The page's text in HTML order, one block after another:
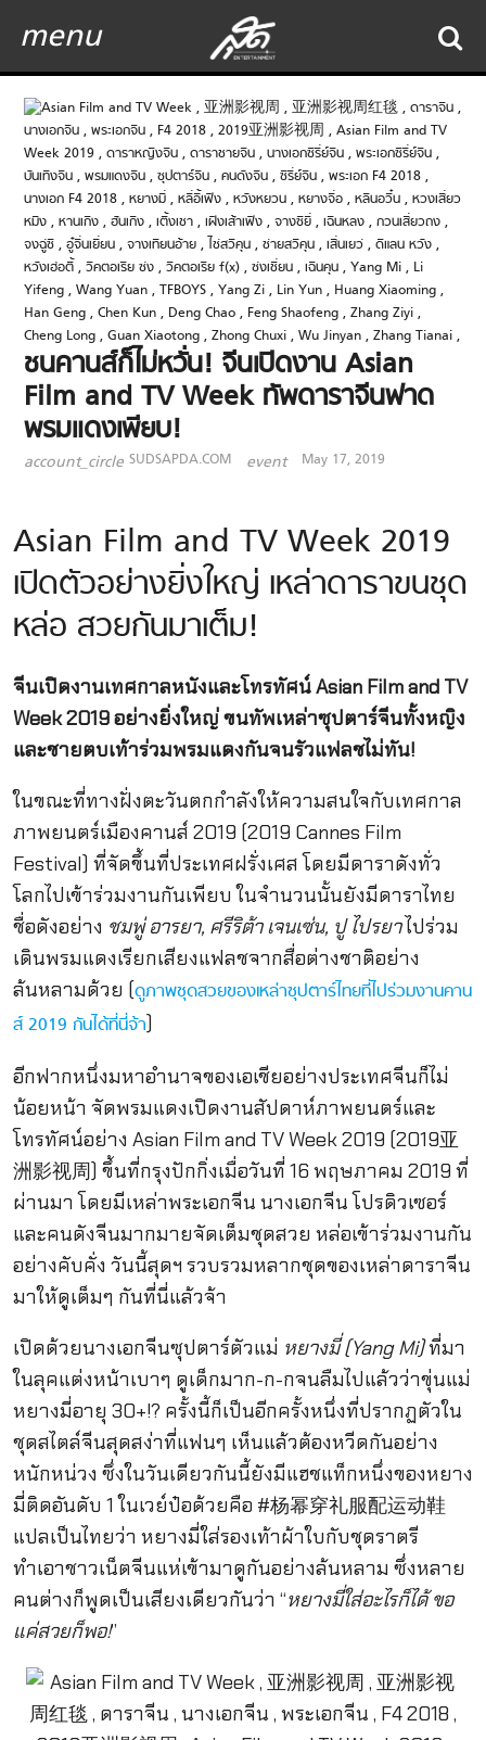
menu
ชนคานส์ก็ไม่หวั่น! จีนเปิดงาน Asian
Film and TV Week ทัพดาราจีนฟาด
พรมแดงเพียบ!
account_circle SUDSAPDA.COM event May 17, 2019
Asian Film and TV Week 2019
เปิดตัวอย่างยิ่งใหญ่ เหล่าดาราขนชุด
หล่อ สวยกันมาเต็ม!
จีนเปิดงานเทศกาลหนังและโทรทัศน์ Asian Film and TV
Week 2019 อย่างยิ่งใหญ่ ขนทัพเหล่าซุปตาร์จีนทั้งหญิง
และชายตบเท้าร่วมพรมแดงกันจนรัวแฟลชไม่ทัน!
ในขณะที่ทางฝั่งตะวันตกกำลังให้ความสนใจกับเทศกาล
ภาพยนตร์เมืองคานส์ 2019 (2019 Cannes Film
Festival) ที่จัดขึ้นที่ประเทศฝรั่งเศส โดยมีดาราดังทั่ว
โลกไปเข้าร่วมงานกันเพียบ ในจำนวนนั้นยังมีดาราไทย
ชื่อดังอย่าง ชมพู่ อารยา, ศรีริต้า เจนเซ่น, ปู ไปรยาไปร่วม
เดินพรมแดงเรียกเสียงแฟลชจากสื่อต่างชาติอย่าง
ล้นหลามด้วย (ดูภาพชุดสวยของเหล่าซุปตาร์ไทยที่ไปร่วมงานคาน
ส์ 2019 กันได้ที่นี่จ้า)
อีกฟากหนึ่งมหาอำนาจของเอเชียอย่างประเทศจีนก็ไม่
น้อยหน้า จัดพรมแดงเปิดงานสัปดาห์ภาพยนตร์และ
โทรทัศน์อย่าง Asian Film and TV Week 2019 (2019亚
洲影视周) ขึ้นที่กรุงปักกิ่งเมื่อวันที่ 16 พฤษภาคม 2019 ที่
ผ่านมา โดยมีเหล่าพระเอกจีน นางเอกจีน โปรดิวเซอร์
และคนดังจีนมากมายจัดเต็มชุดสวย หล่อเข้าร่วมงานกัน
อย่างคับคั่ง วันนี้สุดฯ รวบรวมหลากชุดของเหล่าดาราจีน
มาให้ดูเต็มๆ กันที่นี่แล้วจ้า
เปิดด้วยนางเอกจีนซุปตาร์ตัวแม่ หยางมี่ (Yang Mi)ที่มา
ในลุคแต่งหน้าเบาๆ ดูเด็กมาก-ก-กจนลืมไปแล้วว่าขุ่นแม่
หยางมี่อายุ 30+!? ครั้งนี้ก็เป็นอีกครั้งหนึ่งที่ปรากฏตัวใน
ชุดสไตล์จีนสุดสง่าที่แฟนๆ เห็นแล้วต้องหวีดกันอย่าง
หนักหน่วง ซึ่งในวันเดียวกันนี้ยังมีแฮชแท็กหนึ่งของหยาง
มี่ติดอันดับ 1 ในเวย์ป๋อด้วยคือ #杨幂穿礼服配运动鞋
แปลเป็นไทยว่า หยางมี่ใส่รองเท้าผ้าใบกับชุดราตรี
ทำเอาชาวเน็ตจีนแห่เข้ามาดูกันอย่างล้นหลาม ซึ่งหลาย
คนต่างก็พูดเป็นเสียงเดียวกันว่า “หยางมี่ใส่อะไรก็ได้ ขอ
แค่สวยก็พอ!”